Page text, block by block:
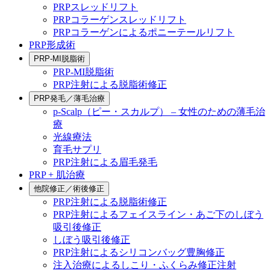
PRPスレッドリフト
PRPコラーゲンスレッドリフト
PRPコラーゲンによるポニーテールリフト
PRP形成術
PRP-MI脱脂術
PRP-MI脱脂術
PRP注射による脱脂術修正
PRP発毛／薄毛治療
p-Scalp（ピー・スカルプ） – 女性のための薄毛治
療
光線療法
育毛サプリ
PRP注射による眉毛発毛
PRP + 肌治療
他院修正／術後修正
PRP注射による脱脂術修正
PRP注射によるフェイスライン・あご下のしぼう
吸引後修正
しぼう吸引後修正
PRP注射によるシリコンバッグ豊胸修正
注入治療によるしこり・ふくらみ修正注射